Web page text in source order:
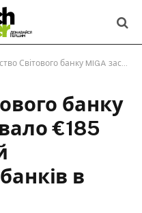
банку MIGA застрахувало €185 млн інвестицій європейських банків в Україну
банку
€185
в